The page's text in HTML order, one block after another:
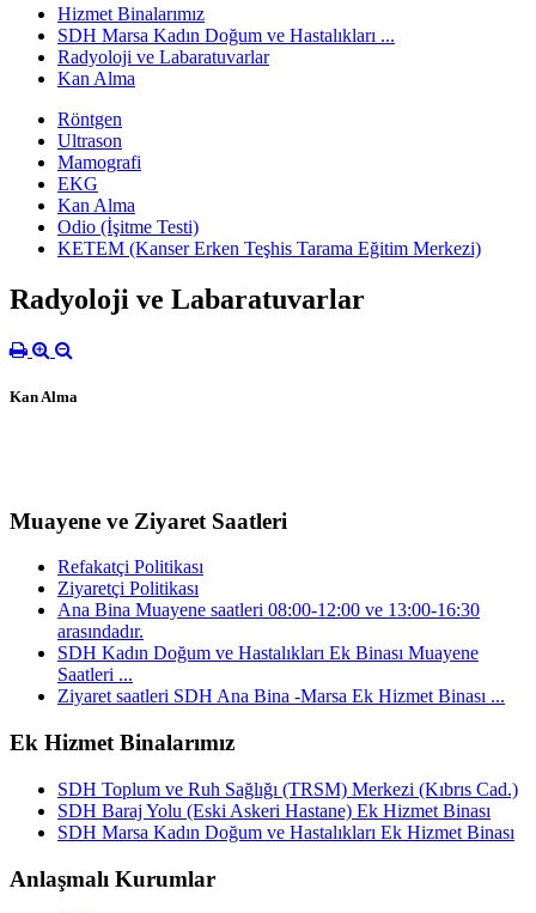
Hizmet Binalarımız
SDH Marsa Kadın Doğum ve Hastalıkları ...
Radyoloji ve Labaratuvarlar
Kan Alma
Röntgen
Ultrason
Mamografi
EKG
Kan Alma
Odio (İşitme Testi)
KETEM (Kanser Erken Teşhis Tarama Eğitim Merkezi)
Radyoloji ve Labaratuvarlar
Kan Alma
Muayene ve Ziyaret Saatleri
Refakatçi Politikası
Ziyaretçi Politikası
Ana Bina Muayene saatleri 08:00-12:00 ve 13:00-16:30
arasındadır.
SDH Kadın Doğum ve Hastalıkları Ek Binası Muayene
Saatleri ...
Ziyaret saatleri SDH Ana Bina -Marsa Ek Hizmet Binası ...
Ek Hizmet Binalarımız
SDH Toplum ve Ruh Sağlığı (TRSM) Merkezi (Kıbrıs Cad.)
SDH Baraj Yolu (Eski Askeri Hastane) Ek Hizmet Binası
SDH Marsa Kadın Doğum ve Hastalıkları Ek Hizmet Binası
Anlaşmalı Kurumlar